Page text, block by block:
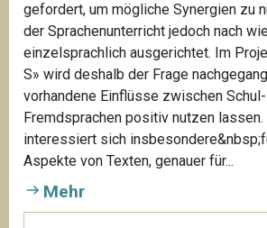
gefordert, um mögliche Synergien zu
der Sprachenunterricht jedoch nach
einzelsprachlich ausgerichtet. Im
S» wird deshalb der Frage
vorhandene Einflüsse zwischen Schul-
Fremdsprachen positiv nutzen
interessiert sich
Aspekte von Texten, genauer für...
Mehr